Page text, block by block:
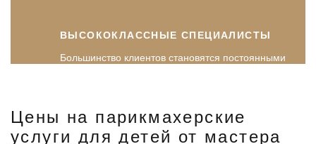
ВЫСОКОКЛАССНЫЕ СПЕЦИАЛИСТЫ
Большинство клиентов становятся постоянными
Цены на парикмахерские
услуги для детей от мастера